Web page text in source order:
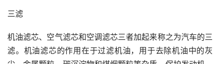
三滤
机油滤芯、 空气滤芯和空调滤芯三者加起来称之为汽车的三
滤。机油滤芯的作用在于过滤机油，用于去除机油中的灰